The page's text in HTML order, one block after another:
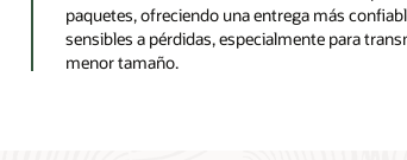
paquetes, ofreciendo una entrega más
sensibles a pérdidas, especialmente para
menor tamaño.